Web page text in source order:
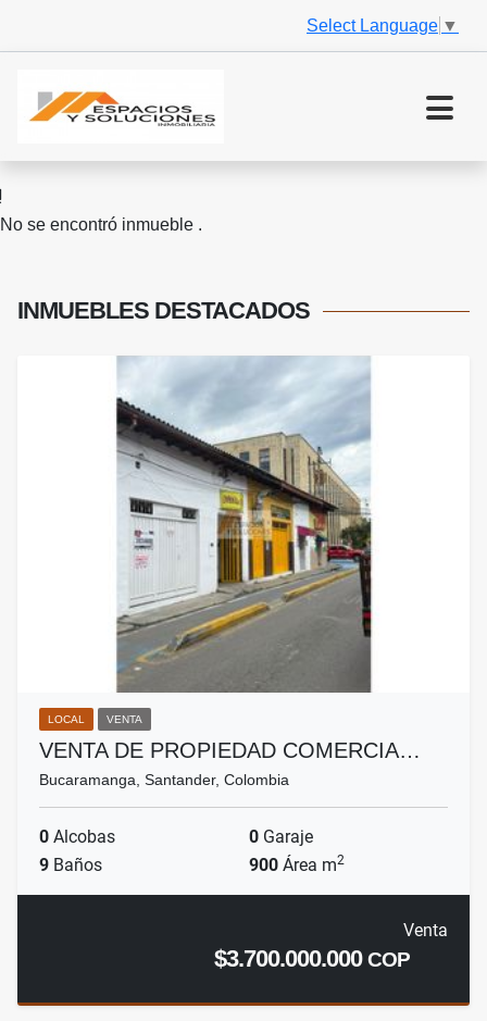
Select Language ▼
No se encontró inmueble .
INMUEBLES DESTACADOS
LOCAL VENTA
VENTA DE PROPIEDAD COMERCIA…
Bucaramanga, Santander, Colombia
0 Alcobas 0 Garaje
9 Baños 900 Área m2
Venta
$3.700.000.000COP